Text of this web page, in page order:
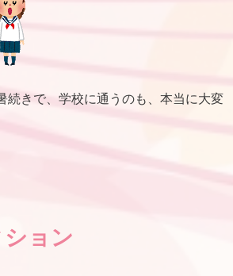
続きで、学校に通うのも、本当に大変
ョン